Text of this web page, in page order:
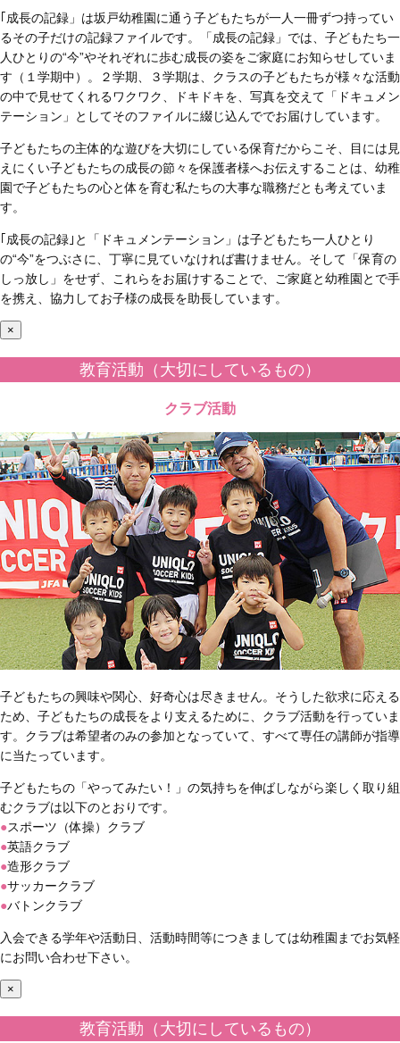
｢成長の記録」は坂戸幼稚園に通う子どもたちが一人一冊ずつ持ってい
るその子だけの記録ファイルです。「成長の記録」では、子どもたち一
人ひとりの“今”やそれぞれに歩む成長の姿をご家庭にお知らせしていま
す（１学期中）。２学期、３学期は、クラスの子どもたちが様々な活動
の中で見せてくれるワクワク、ドキドキを、写真を交えて「ドキュメン
テーション」としてそのファイルに綴じ込んででお届けしています。
子どもたちの主体的な遊びを大切にしている保育だからこそ、目には見
えにくい子どもたちの成長の節々を保護者様へお伝えすることは、幼稚
園で子どもたちの心と体を育む私たちの大事な職務だとも考えていま
す。
｢成長の記録｣と「ドキュメンテーション」は子どもたち一人ひとり
の“今”をつぶさに、丁寧に見ていなければ書けません。そして「保育の
しっ放し」をせず、これらをお届けすることで、ご家庭と幼稚園とで手
を携え、協力してお子様の成長を助長しています。
×
教育活動（大切にしているもの）
クラブ活動
子どもたちの興味や関心、好奇心は尽きません。そうした欲求に応える
ため、子どもたちの成長をより支えるために、クラブ活動を行っていま
す。クラブは希望者のみの参加となっていて、すべて専任の講師が指導
に当たっています。
子どもたちの「やってみたい！」の気持ちを伸ばしながら楽しく取り組
むクラブは以下のとおりです。
●スポーツ（体操）クラブ
●英語クラブ
●造形クラブ
●サッカークラブ
●バトンクラブ
入会できる学年や活動日、活動時間等につきましては幼稚園までお気軽
にお問い合わせ下さい。
×
教育活動（大切にしているもの）